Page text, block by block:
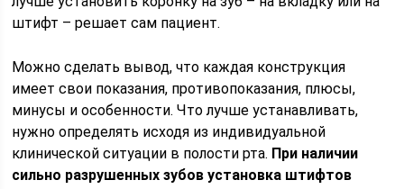
штифт – решает сам пациент.
Можно сделать вывод, что каждая конструкция
имеет свои показания, противопоказания, плюсы,
минусы и особенности. Что лучше устанавливать,
нужно определять исходя из индивидуальной
клинической ситуации в полости рта. При наличии
сильно разрушенных зубов установка штифтов